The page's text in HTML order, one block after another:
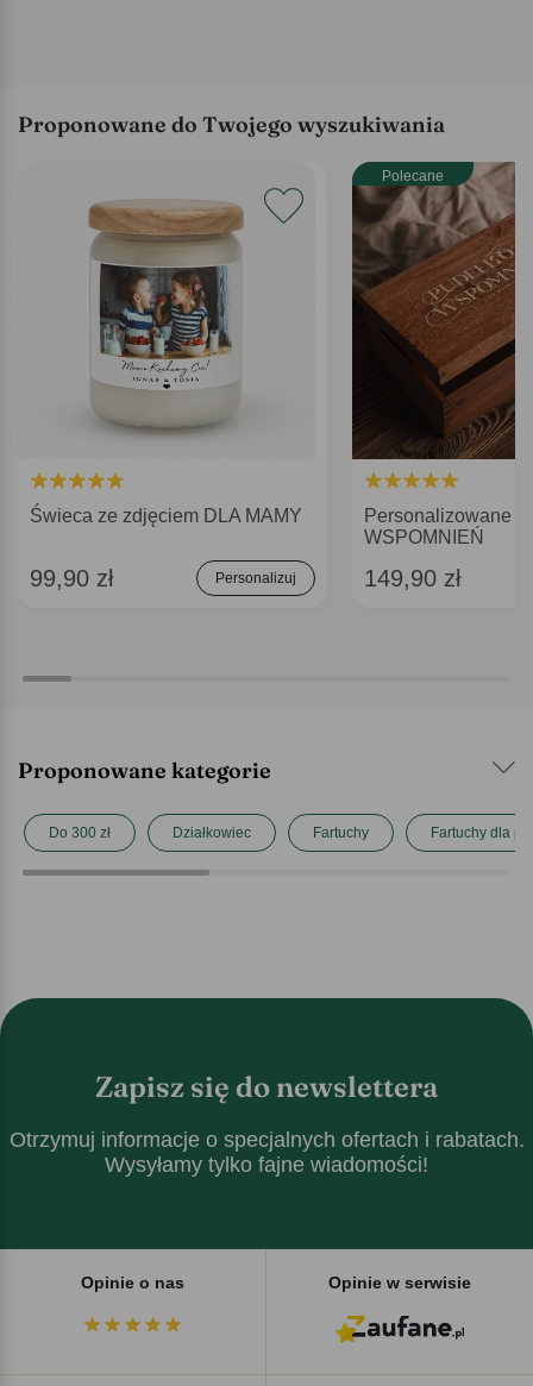
Proponowane do Twojego wyszukiwania
Świeca ze zdjęciem DLA MAMY
99,90 zł Personalizuj
Polecane
Personalizowane
WSPOMNIEŃ
149,90 zł
Proponowane kategorie
Do 300 zł Działkowiec Fartuchy Fartuchy dla
Zapisz się do newslettera
Otrzymuj informacje o specjalnych ofertach i rabatach.
Wysyłamy tylko fajne wiadomości!
Opinie o nas Opinie w serwisie